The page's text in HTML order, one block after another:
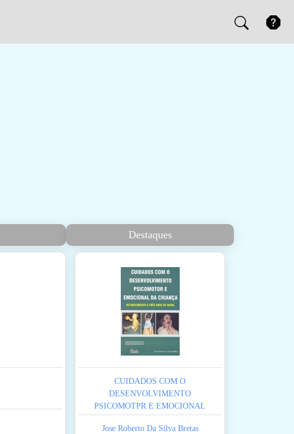
Destaques
CUIDADOS COM O
DESENVOLVIMENTO
PSICOMOTPR E EMOCIONAL
Jose Roberto Da Silva Bretas